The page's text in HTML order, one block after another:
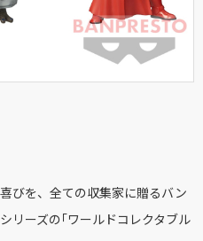
びを、全ての収集家に贈るバン
リーズの｢ワールドコレクタブル